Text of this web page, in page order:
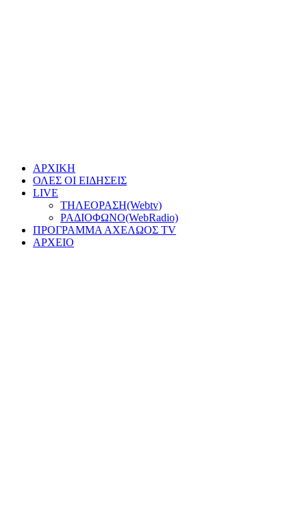
ΑΡΧΙΚΗ
ΟΛΕΣ ΟΙ ΕΙΔΗΣΕΙΣ
LIVE
ΤΗΛΕΟΡΑΣΗ(Webtv)
ΡΑΔΙΟΦΩΝΟ(WebRadio)
ΠΡΟΓΡΑΜΜΑ ΑΧΕΛΩΟΣ TV
ΑΡΧΕΙΟ